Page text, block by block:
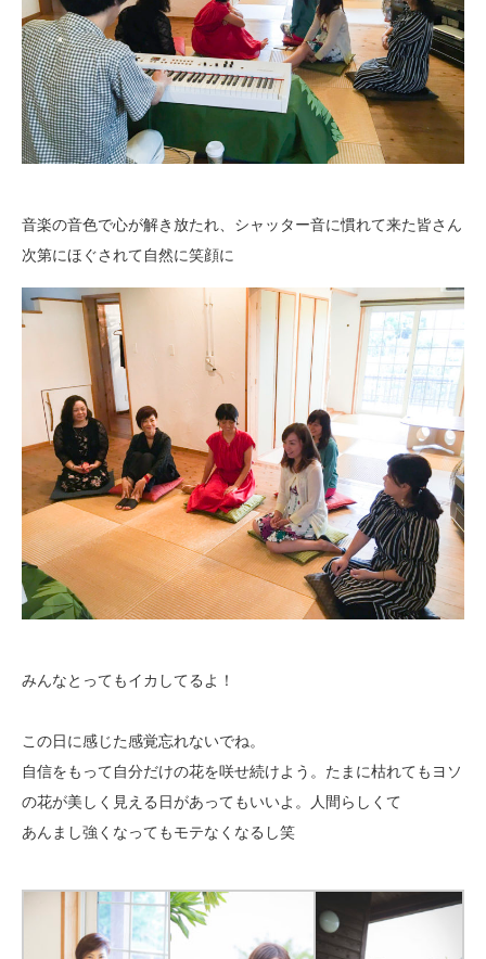
音楽の音色で心が解き放たれ、シャッター音に慣れて来た皆さん
次第にほぐされて自然に笑顔に
みんなとってもイカしてるよ！
この日に感じた感覚忘れないでね。
自信をもって自分だけの花を咲せ続けよう。たまに枯れてもヨソ
の花が美しく見える日があってもいいよ。人間らしくて
あんまし強くなってもモテなくなるし笑